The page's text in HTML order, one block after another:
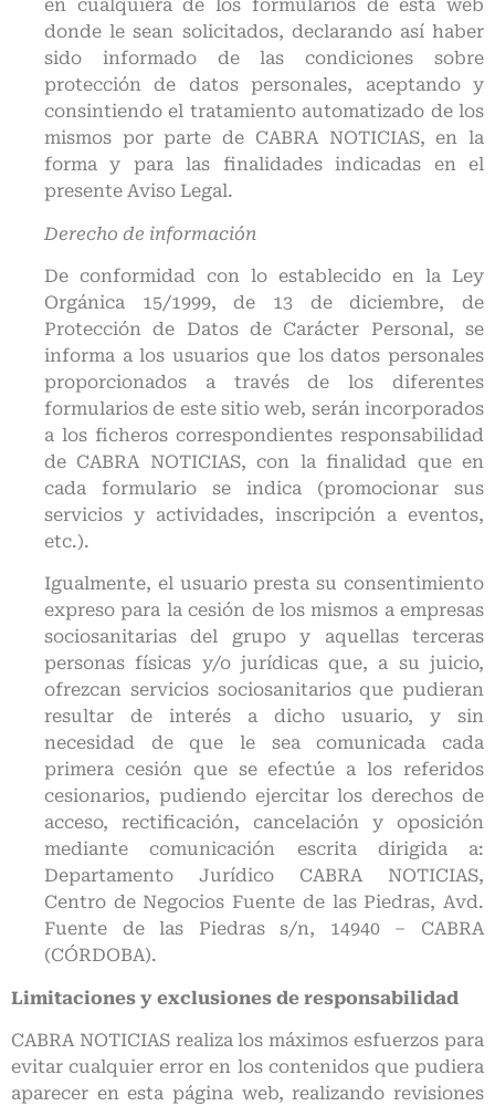
en cualquiera de los formularios de esta web
donde le sean solicitados, declarando así haber
sido informado de las condiciones sobre
protección de datos personales, aceptando y
consintiendo el tratamiento automatizado de los
mismos por parte de CABRA NOTICIAS, en la
forma y para las finalidades indicadas en el
presente Aviso Legal.
Derecho de información
De conformidad con lo establecido en la Ley
Orgánica 15/1999, de 13 de diciembre, de
Protección de Datos de Carácter Personal, se
informa a los usuarios que los datos personales
proporcionados a través de los diferentes
formularios de este sitio web, serán incorporados
a los ficheros correspondientes responsabilidad
de CABRA NOTICIAS, con la finalidad que en
cada formulario se indica (promocionar sus
servicios y actividades, inscripción a eventos,
etc.).
Igualmente, el usuario presta su consentimiento
expreso para la cesión de los mismos a empresas
sociosanitarias del grupo y aquellas terceras
personas físicas y/o jurídicas que, a su juicio,
ofrezcan servicios sociosanitarios que pudieran
resultar de interés a dicho usuario, y sin
necesidad de que le sea comunicada cada
primera cesión que se efectúe a los referidos
cesionarios, pudiendo ejercitar los derechos de
acceso, rectificación, cancelación y oposición
mediante comunicación escrita dirigida a:
Departamento Jurídico CABRA NOTICIAS,
Centro de Negocios Fuente de las Piedras, Avd.
Fuente de las Piedras s/n, 14940 – CABRA
(CÓRDOBA).
Limitaciones y exclusiones de responsabilidad
CABRA NOTICIAS realiza los máximos esfuerzos para
evitar cualquier error en los contenidos que pudiera
aparecer en esta página web, realizando revisiones